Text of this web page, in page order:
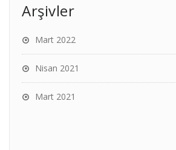
Arşivler
Mart 2022
Nisan 2021
Mart 2021